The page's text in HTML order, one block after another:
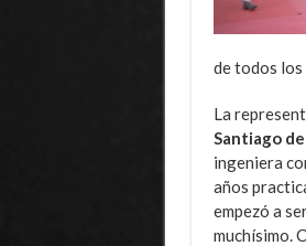
de todos los
La
Santiago de
ingeniera
años
empezó a
muchísimo.